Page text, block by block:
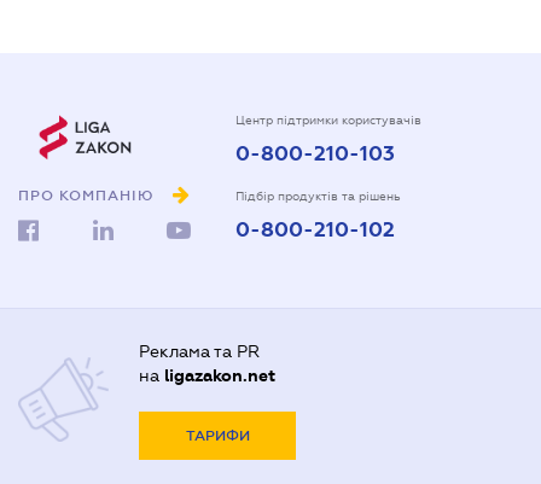
ПРО КОМПАНІЮ
Центр підтримки користувачів
0-800-210-103
Підбір продуктів та рішень
0-800-210-102
Реклама та PR
на ligazakon.net
ТАРИФИ